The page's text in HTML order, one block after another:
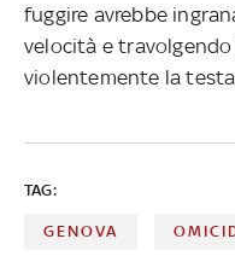
fuggire avrebbe
velocità e
violentemente la testa
TAG:
GENOVA